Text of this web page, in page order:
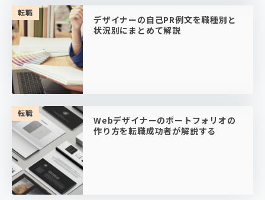
転職
デザイナーの自己PR例文を職種別と
状況別にまとめて解説
転職
Webデザイナーのポートフォリオの
作り方を転職成功者が解説する